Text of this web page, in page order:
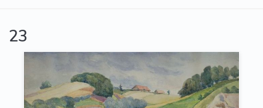
23